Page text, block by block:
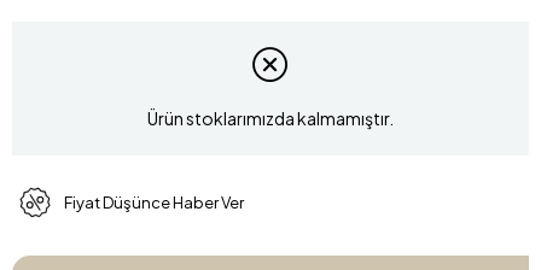
Ürün stoklarımızda kalmamıştır.
Fiyat Düşünce Haber Ver